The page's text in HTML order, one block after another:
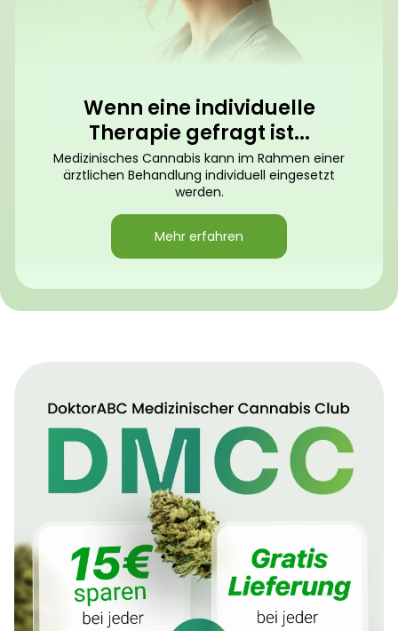
Wenn eine individuelle
Therapie gefragt ist...
Medizinisches Cannabis kann im Rahmen einer
ärztlichen Behandlung individuell eingesetzt
werden.
Mehr erfahren